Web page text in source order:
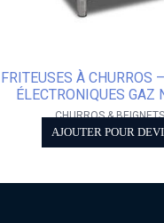
FRITEUSES À CHURROS
ÉLECTRONIQUES GAZ
CHURROS & BEIGNETS
AJOUTER POUR